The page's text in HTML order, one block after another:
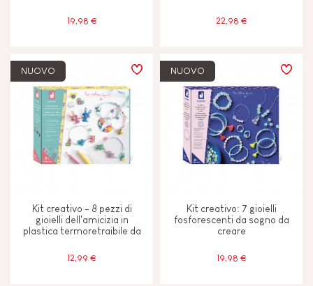
19,98 € 22,98 €
NUOVO
Kit creativo - 8 pezzi di
gioielli dell'amicizia in
plastica termoretraibile da
12,99 €
NUOVO
Kit creativo: 7 gioielli
fosforescenti da sogno da
creare
19,98 €